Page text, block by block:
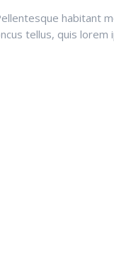
habitant
tellus, quis